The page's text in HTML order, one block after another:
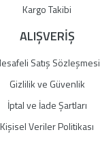
Gönder
Kargo Takibi
ALIŞVERİŞ
Satış Sözleşmesi
Gizlilik ve Güvenlik
İptal ve İade Şartları
Kişisel Veriler Politikası